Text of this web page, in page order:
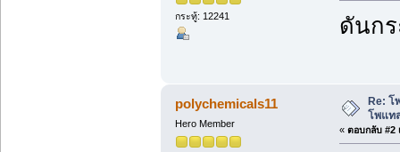
กระทู้: 12241 ดันก
polychemicals11
Hero Member
Re: โ
โพแท
« ตอบกลับ #2